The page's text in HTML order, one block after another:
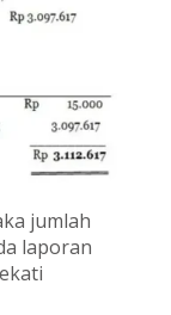
jumlah
laporan